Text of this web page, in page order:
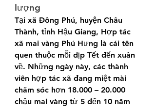
lượng
Tại xã Đông Phú, huyện Châu
Thành, tỉnh Hậu Giang, Hợp tác
xã mai vàng Phú Hưng là cái tên
quen thuộc mỗi dịp Tết đến xuân
về. Những ngày này, các thành
viên hợp tác xã đang miệt mài
chăm sóc hơn 18.000 – 20.000
chậu mai vàng từ 5 đến 10 năm